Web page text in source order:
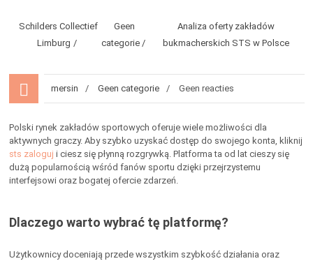
Schilders Collectief
Limburg
Geen
categorie
Analiza oferty zakładów
bukmacherskich STS w Polsce
mersin Geen categorie Geen reacties
Polski rynek zakładów sportowych oferuje wiele możliwości dla
aktywnych graczy. Aby szybko uzyskać dostęp do swojego konta, kliknij
sts zaloguj i ciesz się płynną rozgrywką. Platforma ta od lat cieszy się
dużą popularnością wśród fanów sportu dzięki przejrzystemu
interfejsowi oraz bogatej ofercie zdarzeń.
Dlaczego warto wybrać tę platformę?
Użytkownicy doceniają przede wszystkim szybkość działania oraz